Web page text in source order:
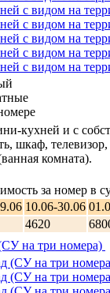
кухней и с
шкаф,
комната).
за номер в
10.06-30.06
4620
на три номера)